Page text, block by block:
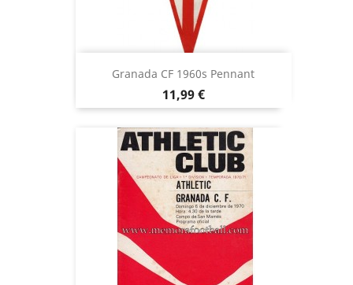
Granada CF 1960s Pennant
Precio
11,99 €